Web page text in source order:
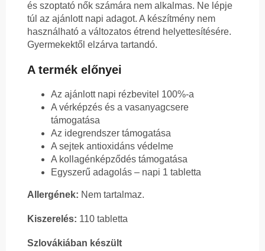
és szoptató nők számára nem alkalmas. Ne lépje
túl az ajánlott napi adagot. A készítmény nem
használható a változatos étrend helyettesítésére.
Gyermekektől elzárva tartandó.
A termék előnyei
Az ajánlott napi rézbevitel 100%-a
A vérképzés és a vasanyagcsere
támogatása
Az idegrendszer támogatása
A sejtek antioxidáns védelme
A kollagénképződés támogatása
Egyszerű adagolás – napi 1 tabletta
Allergének: Nem tartalmaz.
Kiszerelés: 110 tabletta
Szlovákiában készült